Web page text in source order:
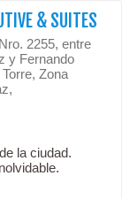
& SUITES
2255, entre
y Fernando
Zona
la ciudad.